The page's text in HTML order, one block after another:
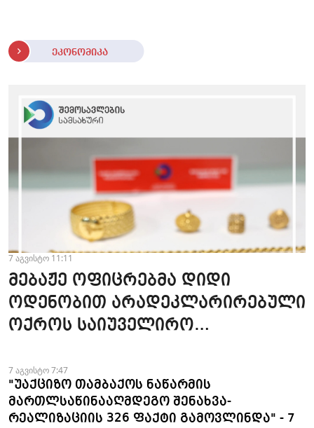
ეკონომიკა
7 აგვისტო 11:11
მებაჟე ოფიცრებმა დიდი
ოდენობით არადეკლარირებული
ოქროს საიუველირო
ფაქტები აღკვეთეს
7 აგვისტო 7:47
"უაქციზო თამბაქოს ნაწარმის
მართლსაწინააღმდეგო შენახვა-
რეალიზაციის 326 ფაქტი გამოვლინდა" - 7